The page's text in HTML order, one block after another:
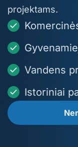
projektams.
Vandens
Istoriniai